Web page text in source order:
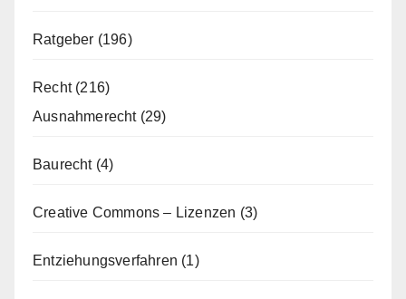
Ratgeber (196)
Recht(216)
Ausnahmerecht(29)
Baurecht(4)
Creative Commons – Lizenzen (3)
Entziehungsverfahren (1)